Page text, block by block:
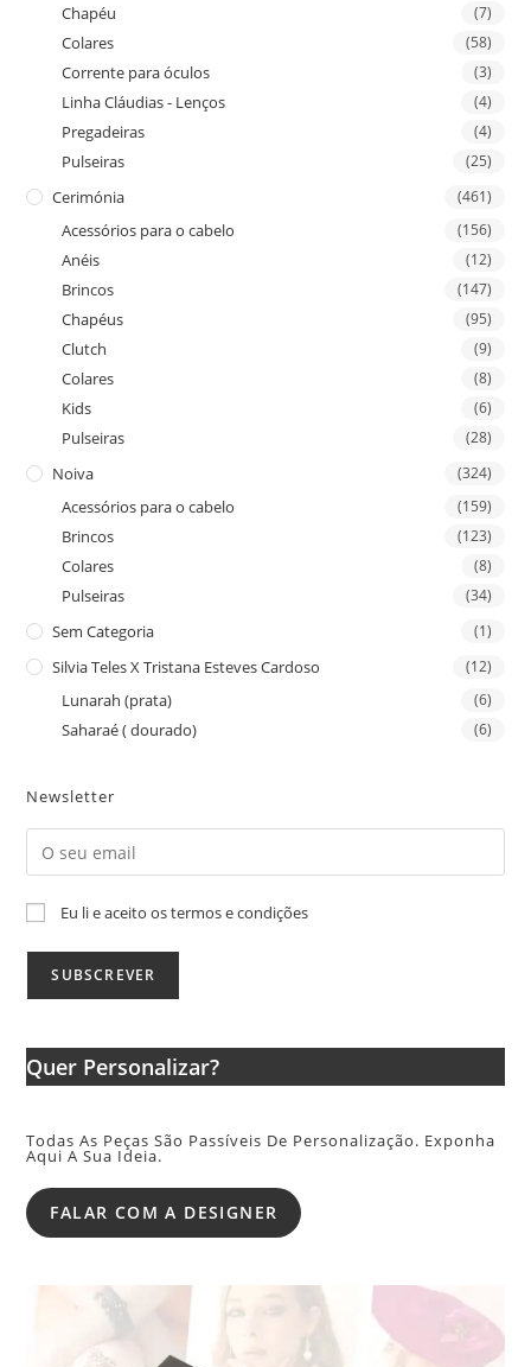
Chapéu (7)
Colares (58)
Corrente para óculos (3)
Linha Cláudias - Lenços (4)
Pregadeiras (4)
Pulseiras (25)
Cerimónia (461)
Acessórios para o cabelo (156)
Anéis (12)
Brincos (147)
Chapéus (95)
Clutch (9)
Colares (8)
Kids (6)
Pulseiras (28)
Noiva (324)
Acessórios para o cabelo (159)
Brincos (123)
Colares (8)
Pulseiras (34)
Sem Categoria (1)
Silvia Teles X Tristana Esteves Cardoso (12)
Lunarah (prata) (6)
Saharaé ( dourado) (6)
Newsletter
Eu li e aceito os termos e condições
Quer Personalizar?
Todas As Peças São Passíveis De Personalização. Exponha
Aqui A Sua Ideia.
FALAR COM A DESIGNER